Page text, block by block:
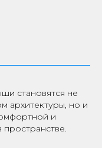
становятся не
архитектуры, но и
и